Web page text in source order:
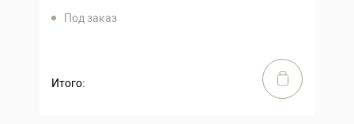
Под заказ
Итого: